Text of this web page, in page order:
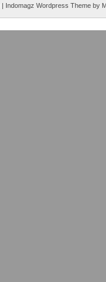
Indomagz Wordpress Theme by
|